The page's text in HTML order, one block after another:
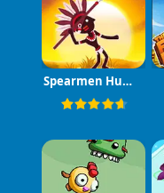
Spearmen Hunters